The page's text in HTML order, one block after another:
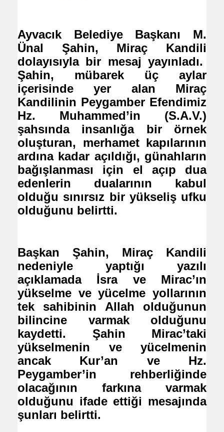
Ayvacık Belediye Başkanı M.
Ünal Şahin, Miraç Kandili
dolayısıyla bir mesaj yayınladı.
Şahin, mübarek üç aylar
içerisinde yer alan Miraç
Kandilinin Peygamber Efendimiz
Hz. Muhammed’in (S.A.V.)
şahsında insanlığa bir örnek
oluşturan, merhamet kapılarının
ardına kadar açıldığı, günahların
bağışlanması için el açıp dua
edenlerin dualarının kabul
olduğu sınırsız bir yükseliş ufku
olduğunu belirtti.
Başkan Şahin, Miraç Kandili
nedeniyle yaptığı yazılı
açıklamada İsra ve Mirac’ın
yükselme ve yücelme yollarının
tek sahibinin Allah olduğunun
bilincine varmak olduğunu
kaydetti. Şahin Mirac’taki
yükselmenin ve yücelmenin
ancak Kur’an ve Hz.
Peygamber’in rehberliğinde
olacağının farkına varmak
olduğunu ifade ettiği mesajında
şunları belirtti.